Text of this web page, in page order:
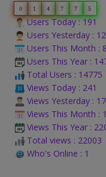
0 1 4 7 7 5
Users Today : 191
Users Yesterday :
Users This Month :
Users This Year :
Total Users : 14775
Views Today : 241
Views Yesterday :
Views This Month :
Views This Year :
Total views : 22003
Who's Online : 1